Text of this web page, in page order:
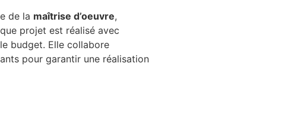
de la maîtrise d’oeuvre,
projet est réalisé avec
budget. Elle collabore
pour garantir une réalisation